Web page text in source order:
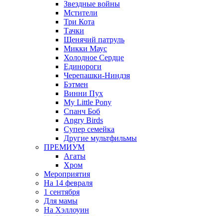
Звездные войны
Мстители
Три Кота
Тачки
Щенячий патруль
Микки Маус
Холодное Сердце
Единороги
Черепашки-Ниндзя
Бэтмен
Винни Пух
My Little Pony
Спанч Боб
Angry Birds
Супер семейка
Другие мультфильмы
ПРЕМИУМ
Агаты
Хром
Мероприятия
На 14 февраля
1 сентября
Для мамы
На Хэллоуин